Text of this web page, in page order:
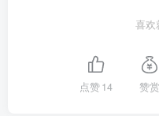
喜欢
点赞14 赞赏